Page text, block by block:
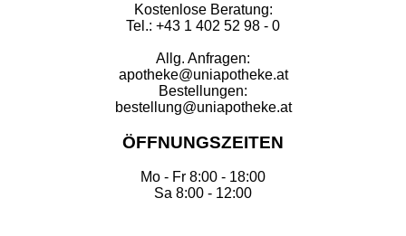
Kostenlose Beratung:
Tel.: +43 1 402 52 98 - 0
Allg. Anfragen:
apotheke@uniapotheke.at
Bestellungen:
bestellung@uniapotheke.at
ÖFFNUNGSZEITEN
Mo - Fr 8:00 - 18:00
Sa 8:00 - 12:00